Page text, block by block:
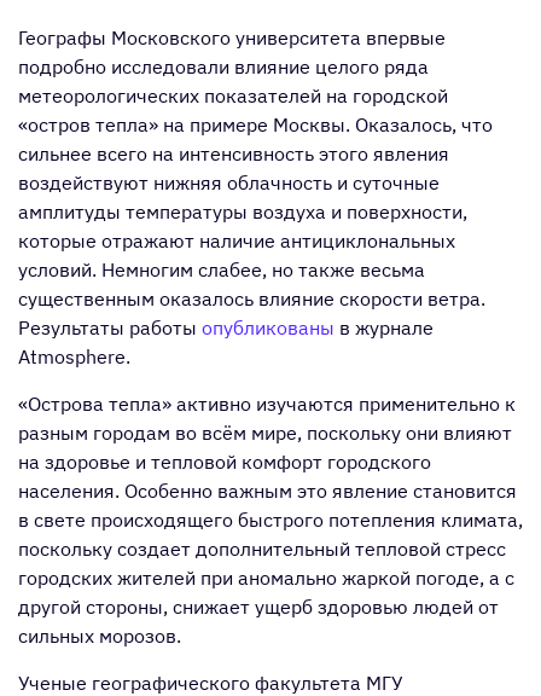
Географы Московского университета впервые
подробно исследовали влияние целого ряда
метеорологических показателей на городской
«остров тепла» на примере Москвы. Оказалось, что
сильнее всего на интенсивность этого явления
воздействуют нижняя облачность и суточные
амплитуды температуры воздуха и поверхности,
которые отражают наличие антициклональных
условий. Немногим слабее, но также весьма
существенным оказалось влияние скорости ветра.
Результаты работы опубликованы в журнале
Atmosphere.
«Острова тепла» активно изучаются применительно к
разным городам во всём мире, поскольку они влияют
на здоровье и тепловой комфорт городского
населения. Особенно важным это явление становится
в свете происходящего быстрого потепления климата,
поскольку создает дополнительный тепловой стресс
городских жителей при аномально жаркой погоде, а с
другой стороны, снижает ущерб здоровью людей от
сильных морозов.
Ученые географического факультета МГУ